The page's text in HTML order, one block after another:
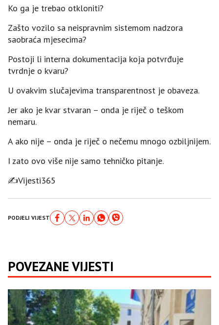
Ko ga je trebao otkloniti?
Zašto vozilo sa neispravnim sistemom nadzora
saobraća mjesecima?
Postoji li interna dokumentacija koja potvrđuje
tvrdnje o kvaru?
U ovakvim slučajevima transparentnost je obaveza.
Jer ako je kvar stvaran – onda je riječ o teškom
nemaru.
A ako nije – onda je riječ o nečemu mnogo ozbiljnijem.
I zato ovo više nije samo tehničko pitanje.
✍️Vijesti365
PODJELI VIJEST
POVEZANE VIJESTI